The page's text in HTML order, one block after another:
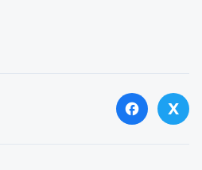
facebook X